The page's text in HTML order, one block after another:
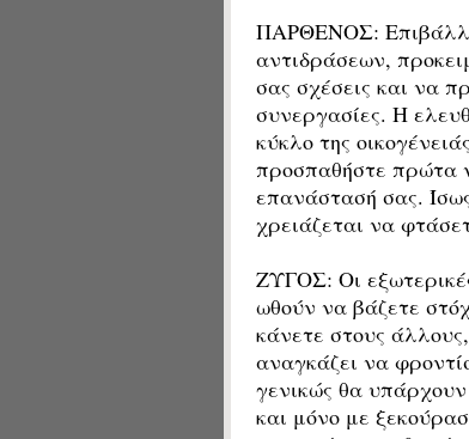
ΠΑΡΘΕΝΟΣ:
αντιδράσεων,
σας σχέσεις και να
συνεργασίες. Η
κύκλο της
προσπαθήστε πρώτα
επανάστασή σας.
χρειάζεται να
ΖΥΓΟΣ: Οι
ωθούν να βάζετε
κάνετε στους
αναγκάζει να
γενικώς θα υπάρχουν
και μόνο με